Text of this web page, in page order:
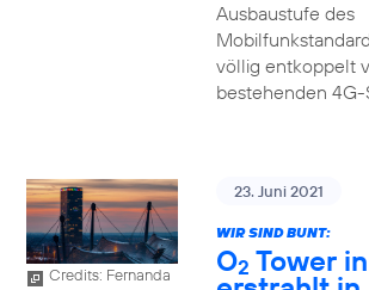
Ausbaustufe des
völlig entkoppelt
bestehenden
Credits: Fernanda
23. Juni 2021
WIR SIND BUNT:
O2 Tower